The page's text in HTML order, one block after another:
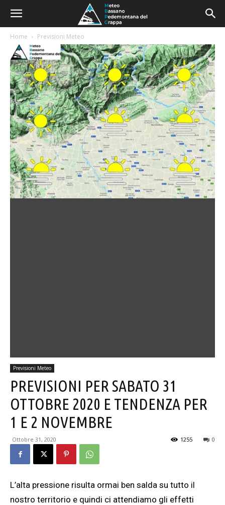
Home Previsioni Meteo
Previsioni Meteo
PREVISIONI PER SABATO 31
OTTOBRE 2020 E TENDENZA PER
1 E 2 NOVEMBRE
Ottobre 31, 2020 0
1255
L’alta pressione risulta ormai ben salda su tutto il
nostro territorio e quindi ci attendiamo gli effetti